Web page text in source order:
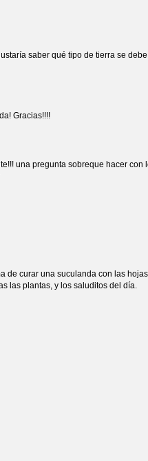
saber qué tipo de tierra se
Gracias!!!!
una pregunta sobreque hacer
de curar una suculanda con las
las plantas, y los saluditos del día.